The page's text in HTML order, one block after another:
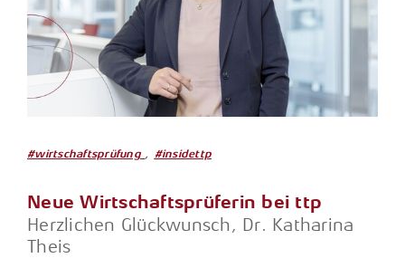
#wirtschaftsprüfung , #insidettp
Neue Wirtschaftsprüferin bei ttp
Herzlichen Glückwunsch, Dr. Katharina
Theis